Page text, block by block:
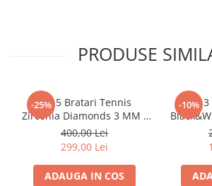
PRODUSE
-25%
Set 5 Bratari Tennis
Zirconia Diamonds 3 MM /
19.5 CM
400,00 Lei
299,00 Lei
ADAUGA IN COS
-10%
Set